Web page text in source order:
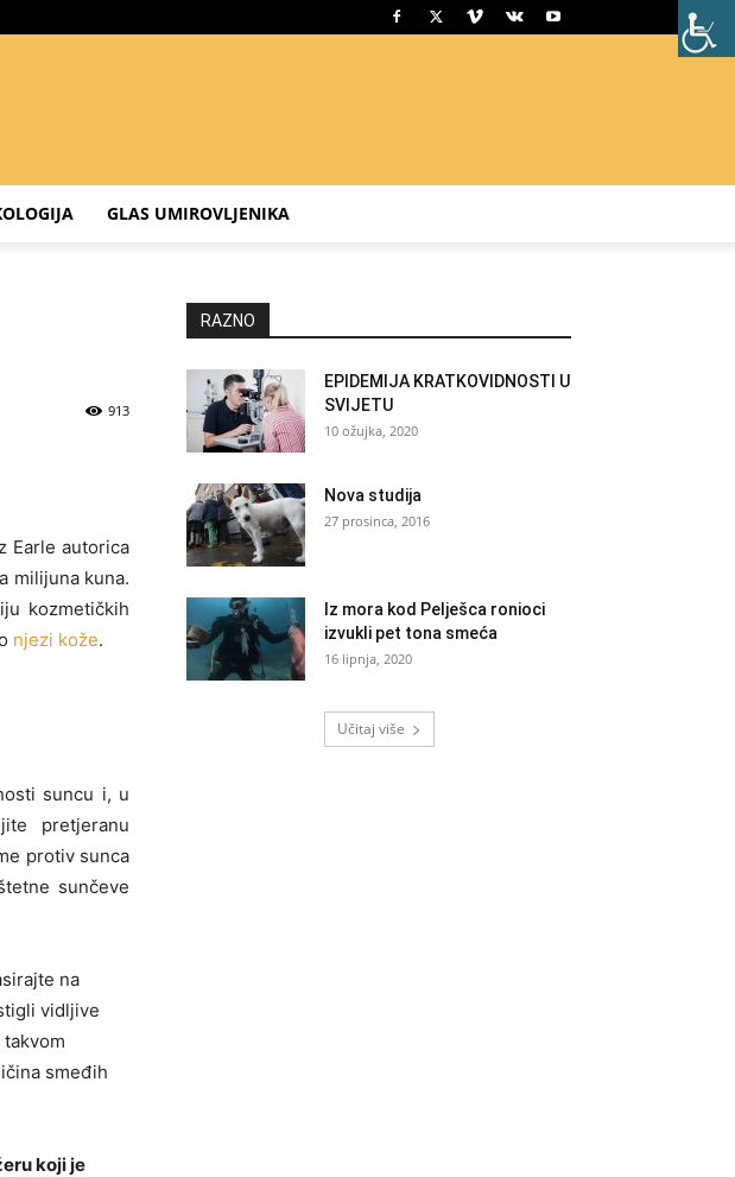
GLAS UMIROVLJENIKA
913
Earle autorica
milijuna kuna.
kozmetičkih
njezi kože.
suncu i, u
pretjeranu
protiv sunca
sunčeve
na
vidljive
smeđih
koji je
RAZNO
EPIDEMIJA KRATKOVIDNOSTI U
SVIJETU
10 ožujka, 2020
Nova studija
27 prosinca, 2016
Iz mora kod Pelješca ronioci
izvukli pet tona smeća
16 lipnja, 2020
Učitaj više